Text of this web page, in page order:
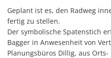
Geplant ist es, den Radweg
fertig zu stellen.
Der symbolische Spatenstich
Bagger in Anwesenheit von
Planungsbüros Dillig, aus